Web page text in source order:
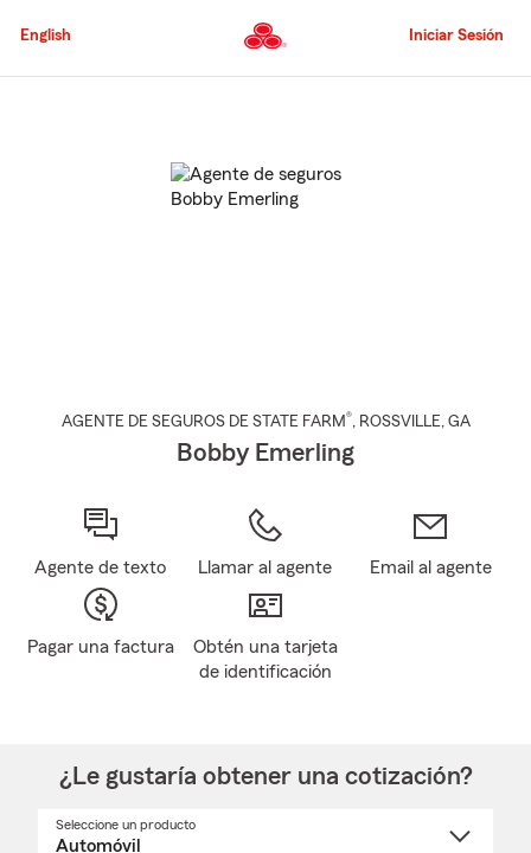
al
principal
English Iniciar Sesión
AGENTE DE SEGUROS DE STATE FARM®, ROSSVILLE, GA
Bobby Emerling
Agente de texto Llamar al agente Email al agente
Pagar una factura
Obtén una tarjeta
de identificación
¿Le gustaría obtener una cotización?
Seleccione un producto